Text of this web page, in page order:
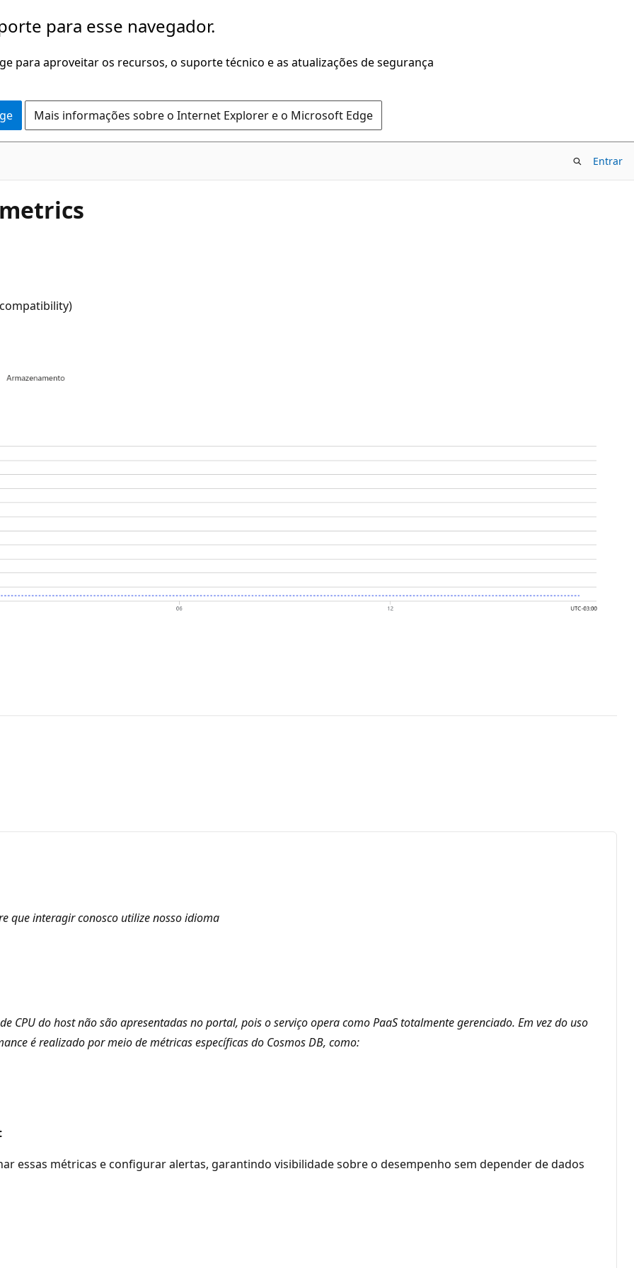
para esse navegador.
para aproveitar os recursos, o suporte técnico e as atualizações de segurança
Mais informações sobre o Internet Explorer e o Microsoft Edge
Entrar
que interagir conosco utilize nosso idioma
CPU do host não são apresentadas no portal, pois o serviço opera como PaaS totalmente gerenciado. Em vez do uso
é realizado por meio de métricas específicas do Cosmos DB, como:
essas métricas e configurar alertas, garantindo visibilidade sobre o desempenho sem depender de dados